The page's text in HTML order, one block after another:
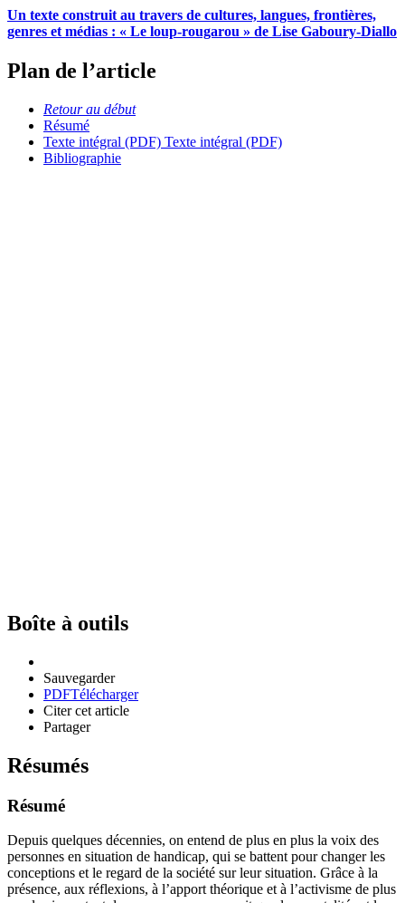
Un texte construit au travers de cultures, langues, frontières,
genres et médias : « Le loup-rougarou » de Lise Gaboury-Diallo
Plan de l’article
Retour au début
Résumé
Texte intégral (PDF) Texte intégral (PDF)
Bibliographie
Boîte à outils
Sauvegarder
PDFTélécharger
Citer cet article
Partager
Résumés
Résumé
Depuis quelques décennies, on entend de plus en plus la voix des
personnes en situation de handicap, qui se battent pour changer les
conceptions et le regard de la société sur leur situation. Grâce à la
présence, aux réflexions, à l’apport théorique et à l’activisme de plus